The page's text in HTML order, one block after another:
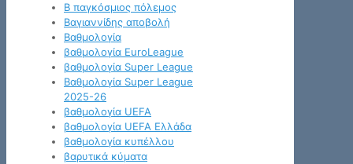
Β παγκόσμιος πόλεμος
Βαγιαννίδης αποβολή
Βαθμολογία
βαθμολογία EuroLeague
βαθμολογία Super League
Βαθμολογία Super League
2025-26
βαθμολογία UEFA
βαθμολογία UEFA Ελλάδα
βαθμολογία κυπέλλου
βαρυτικά κύματα